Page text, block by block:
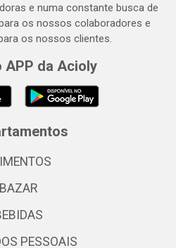
e numa constante busca de
os nossos colaboradores e
os nossos clientes.
APP da Acioly
BAZAR
PESSOAIS